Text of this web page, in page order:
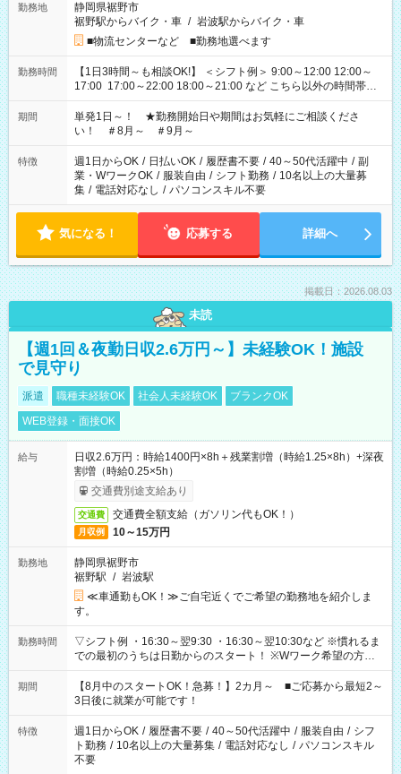
勤務地
静岡県裾野市
裾野駅からバイク・車 / 岩波駅からバイク・車
■物流センターなど ■勤務地選べます
勤務時間
【1日3時間～も相談OK!】 ＜シフト例＞ 9:00～12:00 12:00～
17:00 17:00～22:00 18:00～21:00 など こちら以外の時間帯も
お気軽にご相談ください！
期間
単発1日～！ ★勤務開始日や期間はお気軽にご相談くださ
い！ ＃8月～ ＃9月～
特徴 週1日からOK / 日払いOK / 履歴書不要 / 40～50代活躍中 / 副
業・WワークOK / 服装自由 / シフト勤務 / 10名以上の大量募
集 / 電話対応なし / パソコンスキル不要
気になる！ 応募する 詳細へ
掲載日：2026.08.03
未読
【週1回＆夜勤日収2.6万円～】未経験OK！施設
で見守り
派遣 職種未経験OK 社会人未経験OK
ブランクOK
WEB登録・面接OK
給与
日収2.6万円：時給1400円×8h＋残業割増（時給1.25×8h）+深夜
割増（時給0.25×5h）
交通費別途支給あり
交通費 交通費全額支給（ガソリン代もOK！）
月収例 10～15万円
勤務地
静岡県裾野市
裾野駅 / 岩波駅
≪車通勤もOK！≫ご自宅近くでご希望の勤務地を紹介しま
す。
勤務時間
▽シフト例 ・16:30～翌9:30 ・16:30～翌10:30など ※慣れるま
での最初のうちは日勤からのスタート！ ※Wワーク希望の方へ
今ご覧のお仕事で希望する勤務時間と、もう1つのお仕事の勤務
時間。 合計で週40時間を超える場合は応募できません。
期間
【8月中のスタートOK！急募！】2カ月～ ■ご応募から最短2～
3日後に就業が可能です！
特徴 週1日からOK / 履歴書不要 / 40～50代活躍中 / 服装自由 / シフ
ト勤務 / 10名以上の大量募集 / 電話対応なし / パソコンスキル
不要